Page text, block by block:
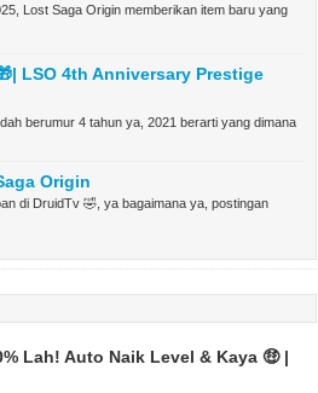
Lost Saga Origin memberikan item baru yang
LSO 4th Anniversary Prestige
berumur 4 tahun ya, 2021 berarti yang dimana
Origin
di DruidTv 🤣, ya bagaimana ya, postingan
Lah! Auto Naik Level & Kaya 🤑 |